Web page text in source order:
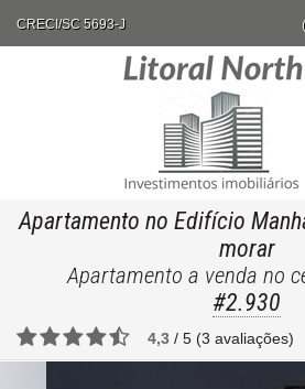
CRECI/SC 5693-J
Apartamento no Edifício
morar
Apartamento a venda no
#2.930
4,3 / 5 (3 avaliações)